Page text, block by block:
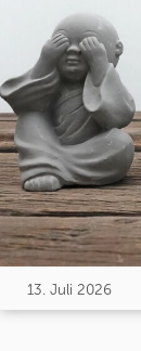
13. Juli 2026